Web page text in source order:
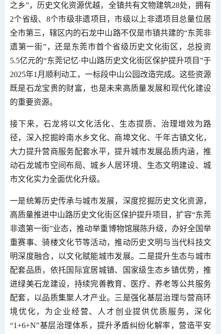
之乡”，历史文化资源优越，全镇共有文物建筑28处，拥有
2个省级、8个市级非遗项目，市级以上非遗项目总量位居
全市第三，辖区内的石龙中山路不仅是市镇共建的“东莞非
遗第一街”，还是东莞市首个省级历史文化街区，总投资
5.5亿元的“东莞记忆·中山路历史文化街区保护提升项目”于
2025年1月顺利动工，一标段中山公园改造完成。这些资源
既是石龙宝贵的财富，也是未来高质量发展和现代化建设
的重要资源。
接下来，石龙将以文化活化、生态提质、治理增效为路
径，深入挖掘岭南水乡文化、商埠文化、千年古镇文化，
大力提升营商服务配套水平，提升城市发展品质内涵，推
动石龙城市空间布局、城乡人居环境、生态文明建设、城
市文化实力全面优化升级。
一是统筹历史传承与城市发展，深度挖掘历史文化资源，
高质量推进中山路历史文化街区保护提升项目，扩容“东莞
非遗第一街”业态，推动举重博物馆展陈升级，办好全国举
重赛事、骑楼文化节等活动，推动历史文明与当代科技文
明深度融合，以文化赋能城市发展。二是提升生态与城市
配套品质，依托国际宜居城镇、国家级生态乡镇优势，推
进绿美石龙建设，持续完善教育、医疗、养老等公共服务
配套，以品质集聚人才产业。三是强化基层治理与营商环
境优化，为企业经营、人才创业提供优质服务，深化
“1+6+N”基层治理体系，提升矛盾纠纷化解率，营造平安